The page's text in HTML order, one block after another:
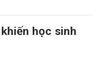
học sinh